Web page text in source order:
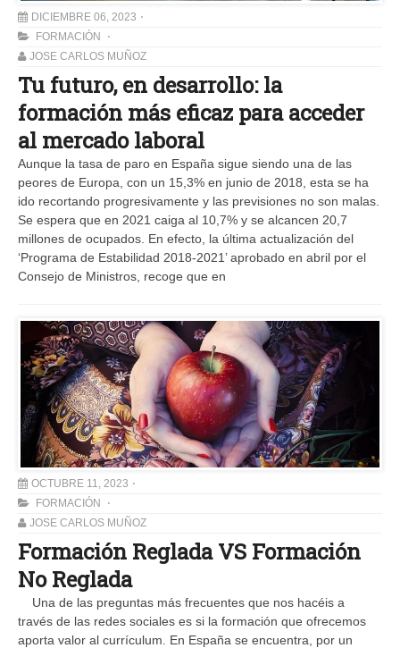
DICIEMBRE 06, 2023
FORMACIÓN
JOSE CARLOS MUÑOZ
Tu futuro, en desarrollo: la
formación más eficaz para acceder
al mercado laboral
Aunque la tasa de paro en España sigue siendo una de las
peores de Europa, con un 15,3% en junio de 2018, esta se ha
ido recortando progresivamente y las previsiones no son malas.
Se espera que en 2021 caiga al 10,7% y se alcancen 20,7
millones de ocupados. En efecto, la última actualización del
‘Programa de Estabilidad 2018-2021’ aprobado en abril por el
Consejo de Ministros, recoge que en
OCTUBRE 11, 2023
FORMACIÓN
JOSE CARLOS MUÑOZ
Formación Reglada VS Formación
No Reglada
Una de las preguntas más frecuentes que nos hacéis a
través de las redes sociales es si la formación que ofrecemos
aporta valor al currículum. En España se encuentra, por un